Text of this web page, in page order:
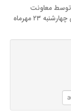
توسط معاونت
پژوهشی جهاددانشگاهی علوم پزشکی شهید بهشتی چهارشنبه ۲۳ مهرماه